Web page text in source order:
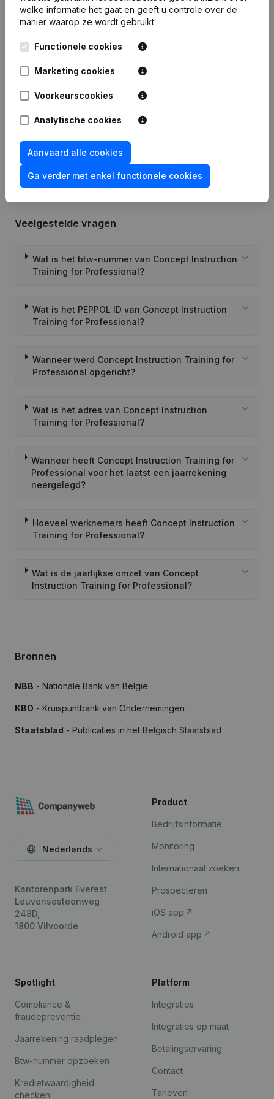
Publicatiesvan CIT4PRO
17-01-2024
Statuten (Vertaling, Coördinatie,
Overige Wijzigingen,...)
02-05-2014
Rechtspersoon, Opening Bijkantoor,
enz...)
Veelgestelde vragen
Wat is het btw-nummer van Concept Instruction
Training for Professional?
Wat is het PEPPOL ID van Concept Instruction
Training for Professional?
Wanneer werd Concept Instruction Training for
Professional opgericht?
Wat is het adres van Concept Instruction
Training for Professional?
Wanneer heeft Concept Instruction Training for
Professional voor het laatst een jaarrekening
neergelegd?
Hoeveel werknemers heeft Concept Instruction
Training for Professional?
Wat is de jaarlijkse omzet van Concept
Instruction Training for Professional?
Bronnen
NBB - Nationale Bank van België
KBO - Kruispuntbank van Ondernemingen
Staatsblad - Publicaties in het Belgisch Staatsblad
welke informatie het gaat en geeft u controle over de
manier waarop ze wordt gebruikt.
Functionele cookies
Marketing cookies
Voorkeurscookies
Analytische cookies
Aanvaard alle cookies
Ga verder met enkel functionele cookies
Nederlands
Kantorenpark Everest
Leuvensesteenweg
248D,
1800 Vilvoorde
Product
Bedrijfsinformatie
Monitoring
Internationaal zoeken
Prospecteren
iOS app
Android app
Spotlight
Compliance &
fraudepreventie
Jaarrekening raadplegen
Btw-nummer opzoeken
Kredietwaardigheid
checken
Platform
Integraties
Integraties op maat
Betalingservaring
Contact
Tarieven